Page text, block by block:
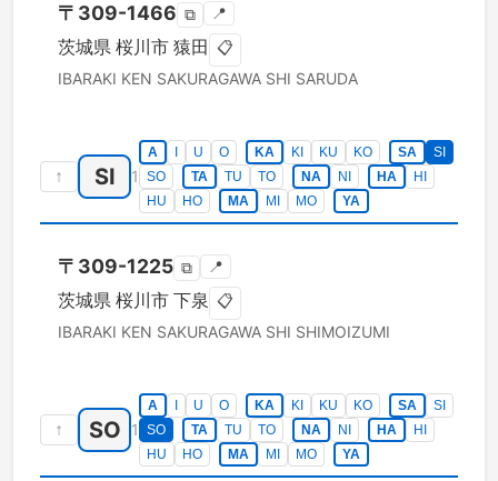
〒 309-1466 ⧉ 📍
茨城県 桜川市 猿田 📋
IBARAKI KEN SAKURAGAWA SHI SARUDA
↑ SI 1
A U O KA KI KU KO SA
SI
SO
TA TU TO NA NI HA
HI
HU
HO MA MI MO YA
〒 309-1225 ⧉ 📍
茨城県 桜川市 下泉 📋
IBARAKI KEN SAKURAGAWA SHI SHIMOIZUMI
↑ SO 1
A U O KA KI KU KO SA
SI
SO
TA TU TO NA NI HA
HI
HU
HO MA MI MO YA